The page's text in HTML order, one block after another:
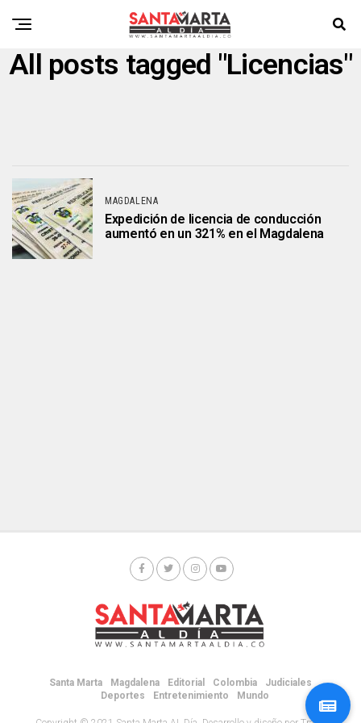
All posts tagged "Licencias"
MAGDALENA
Expedición de licencia de conducción
aumentó en un 321% en el Magdalena
Santa Marta Magdalena Editorial Colombia
Judiciales
Deportes
Entretenimiento Mundo